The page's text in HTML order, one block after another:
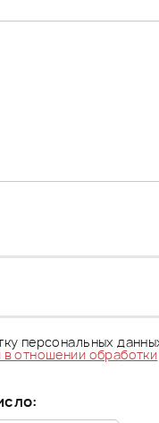
персональных
отношении обработки